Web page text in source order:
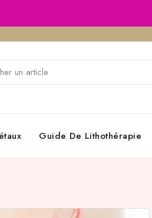
Guide De Lithothérapie